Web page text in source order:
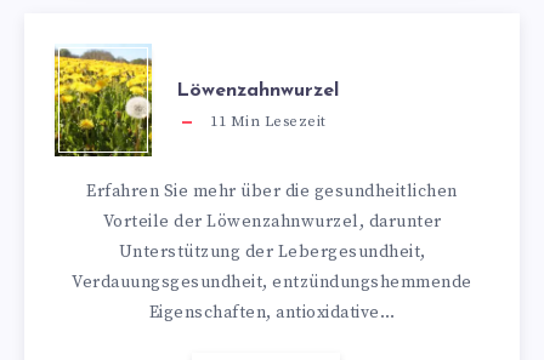
Löwenzahnwurzel
11 Min Lesezeit
Erfahren Sie mehr über die gesundheitlichen
Vorteile der Löwenzahnwurzel, darunter
Unterstützung der Lebergesundheit,
Verdauungsgesundheit, entzündungshemmende
Eigenschaften, antioxidative…